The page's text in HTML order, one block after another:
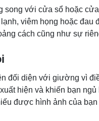
với cửa sổ hoặc
viêm họng hoặc
cách cũng như sự
đối diện với giường vì
hiện và khiến bạn
được hình ảnh của